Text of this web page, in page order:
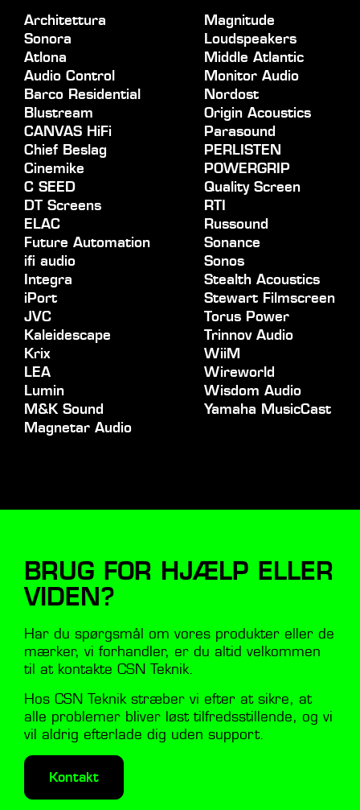
Architettura
Sonora
Atlona
Audio Control
Barco Residential
Blustream
CANVAS HiFi
Chief Beslag
Cinemike
C SEED
DT Screens
ELAC
Future Automation
ifi audio
Integra
iPort
JVC
Kaleidescape
Krix
LEA
Lumin
M&K Sound
Magnetar Audio
Magnitude
Loudspeakers
Middle Atlantic
Monitor Audio
Nordost
Origin Acoustics
Parasound
PERLISTEN
POWERGRIP
Quality Screen
RTI
Russound
Sonance
Sonos
Stealth Acoustics
Stewart Filmscreen
Torus Power
Trinnov Audio
WiiM
Wireworld
Wisdom Audio
Yamaha MusicCast
BRUG FOR HJÆLP ELLER
VIDEN?
Har du spørgsmål om vores produkter eller de
mærker, vi forhandler, er du altid velkommen
til at kontakte CSN Teknik.
Hos CSN Teknik stræber vi efter at sikre, at
alle problemer bliver løst tilfredsstillende, og vi
vil aldrig efterlade dig uden support.
Kontakt